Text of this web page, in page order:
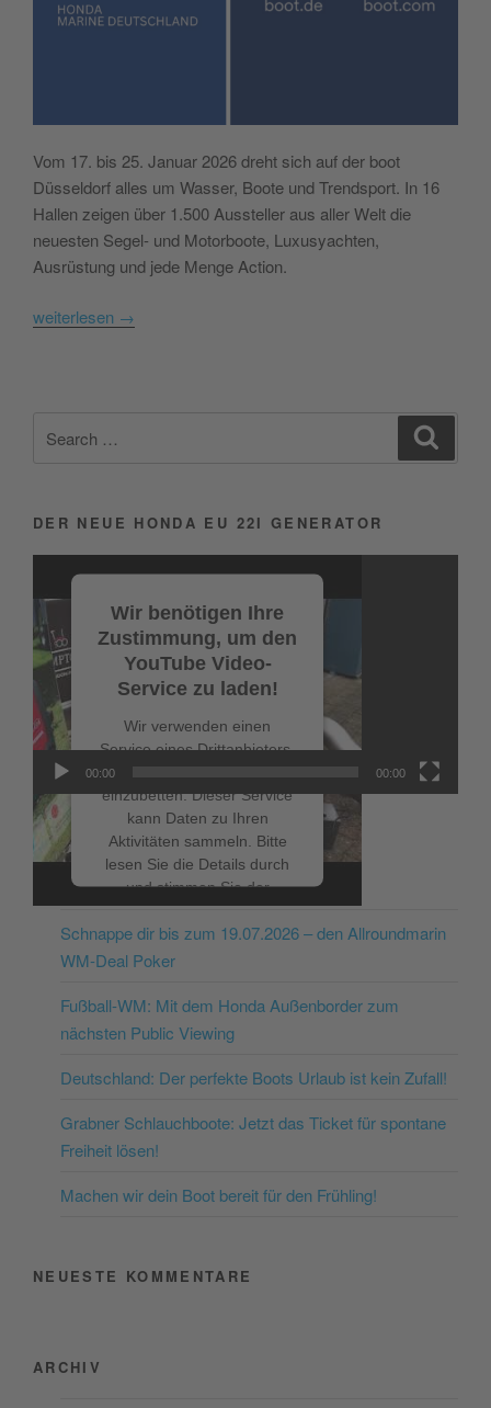
Vom 17. bis 25. Januar 2026 dreht sich auf der boot
Düsseldorf alles um Wasser, Boote und Trendsport. In 16
Hallen zeigen über 1.500 Aussteller aus aller Welt die
neuesten Segel- und Motorboote, Luxusyachten,
Ausrüstung und jede Menge Action.
weiterlesen →
for:
DER NEUE HONDA EU 22I GENERATOR
Wir benötigen Ihre
Zustimmung, um den
YouTube Video-
Service zu laden!
Wir verwenden einen
Service eines Drittanbieters,
einzubetten. Dieser Service
kann Daten zu Ihren
Aktivitäten sammeln. Bitte
lesen Sie die Details durch
und stimmen Sie der
Nutzung des Service zu, um
dieses Video anzusehen.
Mehr Informationen
powered by
Consent Management
00:00 00:00
NEUESTE BEITRÄGE
Schnappe dir bis zum 19.07.2026 – den Allroundmarin
WM-Deal Poker
Fußball-WM: Mit dem Honda Außenborder zum
nächsten Public Viewing
Deutschland: Der perfekte Boots Urlaub ist kein Zufall!
Grabner Schlauchboote: Jetzt das Ticket für spontane
Freiheit lösen!
Machen wir dein Boot bereit für den Frühling!
NEUESTE KOMMENTARE
ARCHIV